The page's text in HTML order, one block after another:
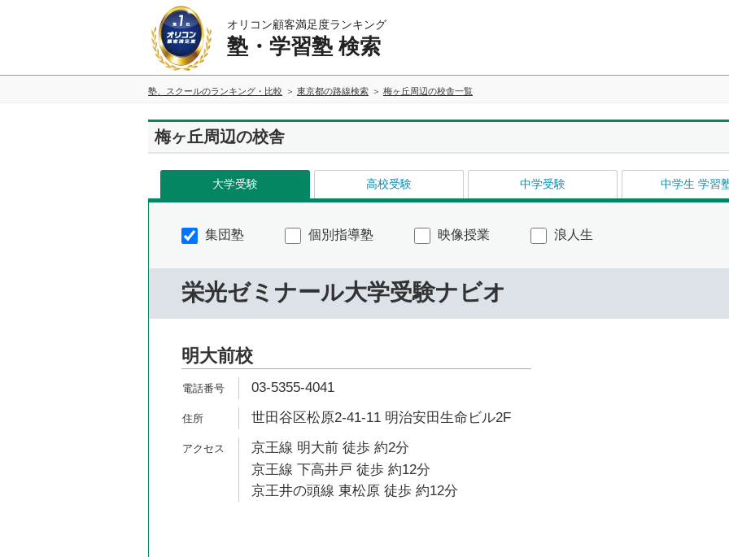
オリコン顧客満足度ランキング
塾・学習塾 検索
塾、スクールのランキング・比較 東京都の路線検索 梅ヶ丘周辺の校舎一覧
梅ヶ丘周辺の校舎
大学受験 高校受験 中学受験 中学生 学習
集団塾 個別指導塾 映像授業 浪人生
栄光ゼミナール大学受験ナビオ
明大前校
03-5355-4041
世田谷区松原2-41-11 明治安田生命ビル2F
京王線 明大前 徒歩 約2分
京王線 下高井戸 徒歩 約12分
京王井の頭線 東松原 徒歩 約12分